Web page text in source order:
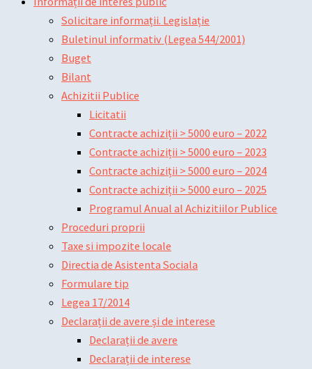
Solicitare informații. Legislație
Buletinul informativ (Legea 544/2001)
Buget
Bilant
Achizitii Publice
Licitatii
Contracte achiziții > 5000 euro – 2022
Contracte achiziții > 5000 euro – 2023
Contracte achiziții > 5000 euro – 2024
Contracte achiziții > 5000 euro – 2025
Programul Anual al Achizitiilor Publice
Proceduri proprii
Taxe si impozite locale
Directia de Asistenta Sociala
Formulare tip
Legea 17/2014
Declarații de avere și de interese
Declarații de avere
Declarații de interese